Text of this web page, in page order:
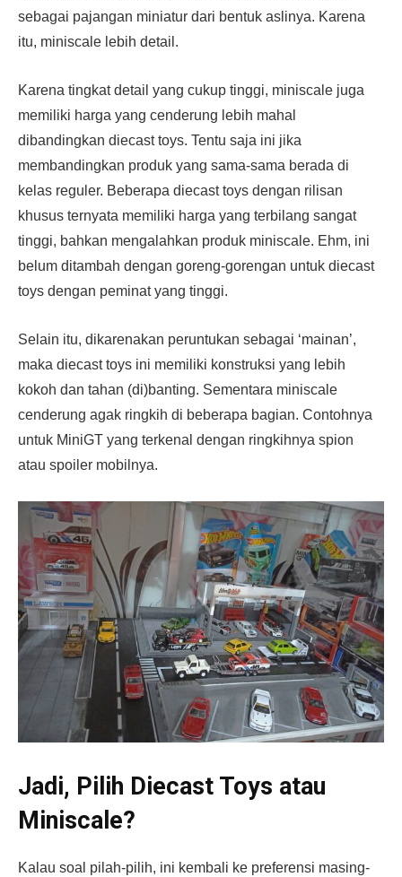
sebagai pajangan miniatur dari bentuk aslinya. Karena
itu, miniscale lebih detail.
Karena tingkat detail yang cukup tinggi, miniscale juga
memiliki harga yang cenderung lebih mahal
dibandingkan diecast toys. Tentu saja ini jika
membandingkan produk yang sama-sama berada di
kelas reguler. Beberapa diecast toys dengan rilisan
khusus ternyata memiliki harga yang terbilang sangat
tinggi, bahkan mengalahkan produk miniscale. Ehm, ini
belum ditambah dengan goreng-gorengan untuk diecast
toys dengan peminat yang tinggi.
Selain itu, dikarenakan peruntukan sebagai ‘mainan’,
maka diecast toys ini memiliki konstruksi yang lebih
kokoh dan tahan (di)banting. Sementara miniscale
cenderung agak ringkih di beberapa bagian. Contohnya
untuk MiniGT yang terkenal dengan ringkihnya spion
atau spoiler mobilnya.
Jadi, Pilih Diecast Toys atau
Miniscale?
Kalau soal pilah-pilih, ini kembali ke preferensi masing-